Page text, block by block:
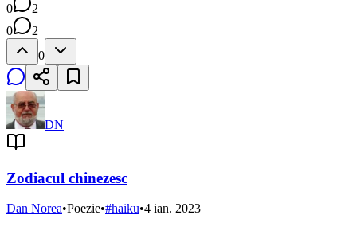
0
2
0
2
0
DN
Zodiacul chinezesc
Dan Norea•Poezie•#haiku•4 ian. 2023